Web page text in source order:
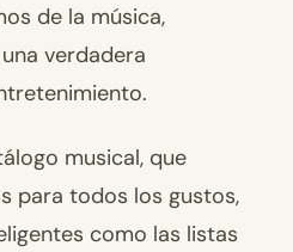
de la música,
verdadera
musical, que
para todos los gustos,
como las listas